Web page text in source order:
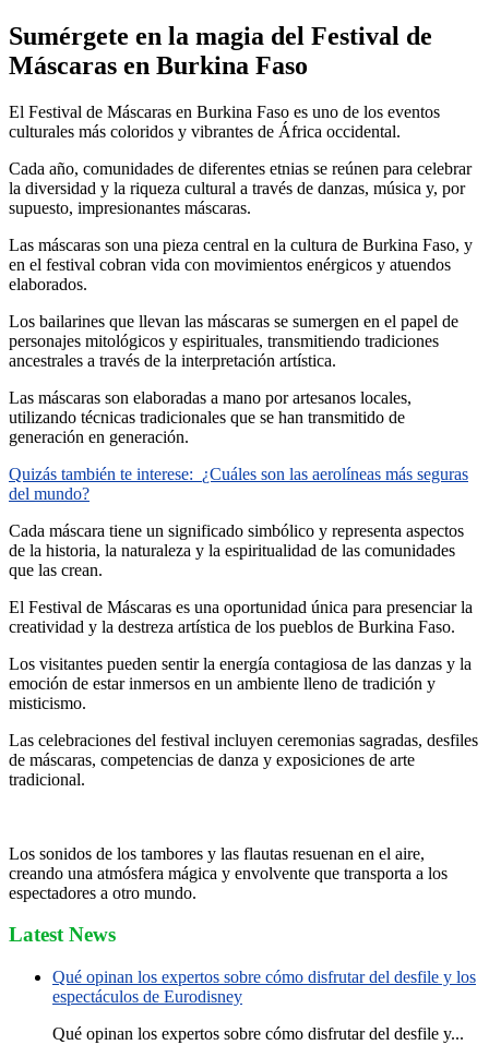
Sumérgete en la magia del Festival de
Máscaras en Burkina Faso
El Festival de Máscaras en Burkina Faso es uno de los eventos
culturales más coloridos y vibrantes de África occidental.
Cada año, comunidades de diferentes etnias se reúnen para celebrar
la diversidad y la riqueza cultural a través de danzas, música y, por
supuesto, impresionantes máscaras.
Las máscaras son una pieza central en la cultura de Burkina Faso, y
en el festival cobran vida con movimientos enérgicos y atuendos
elaborados.
Los bailarines que llevan las máscaras se sumergen en el papel de
personajes mitológicos y espirituales, transmitiendo tradiciones
ancestrales a través de la interpretación artística.
Las máscaras son elaboradas a mano por artesanos locales,
utilizando técnicas tradicionales que se han transmitido de
generación en generación.
Quizás también te interese: ¿Cuáles son las aerolíneas más seguras
del mundo?
Cada máscara tiene un significado simbólico y representa aspectos
de la historia, la naturaleza y la espiritualidad de las comunidades
que las crean.
El Festival de Máscaras es una oportunidad única para presenciar la
creatividad y la destreza artística de los pueblos de Burkina Faso.
Los visitantes pueden sentir la energía contagiosa de las danzas y la
emoción de estar inmersos en un ambiente lleno de tradición y
misticismo.
Las celebraciones del festival incluyen ceremonias sagradas, desfiles
de máscaras, competencias de danza y exposiciones de arte
tradicional.
Los sonidos de los tambores y las flautas resuenan en el aire,
creando una atmósfera mágica y envolvente que transporta a los
espectadores a otro mundo.
Latest News
Qué opinan los expertos sobre cómo disfrutar del desfile y los
espectáculos de Eurodisney
Qué opinan los expertos sobre cómo disfrutar del desfile y...